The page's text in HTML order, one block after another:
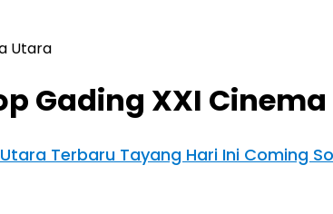
Utara
Gading XXI
Terbaru Tayang Hari Ini Coming